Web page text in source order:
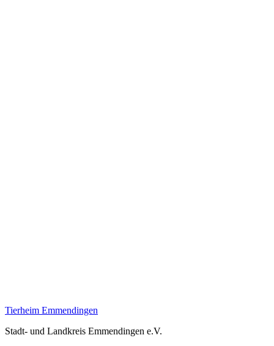
Tierheim Emmendingen
Stadt- und Landkreis Emmendingen e.V.